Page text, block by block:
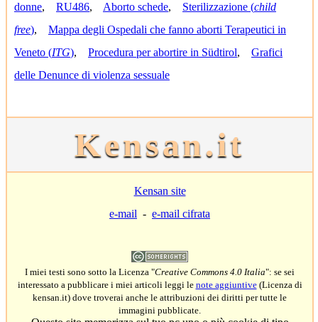
donne, RU486, Aborto schede, Sterilizzazione (child
free), Mappa degli Ospedali che fanno aborti Terapeutici in
Veneto (ITG), Procedura per abortire in Südtirol, Grafici
delle Denunce di violenza sessuale
Kensan.it
Kensan site
e-mail - e-mail cifrata
I miei testi sono sotto la Licenza "Creative Commons 4.0 Italia": se sei
interessato a pubblicare i miei articoli leggi le note aggiuntive(Licenza di
kensan.it) dove troverai anche le attribuzioni dei diritti per tutte le
immagini pubblicate.